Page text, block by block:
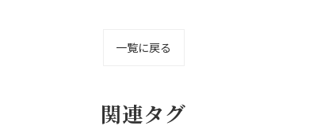
一覧に戻る
関連タグ